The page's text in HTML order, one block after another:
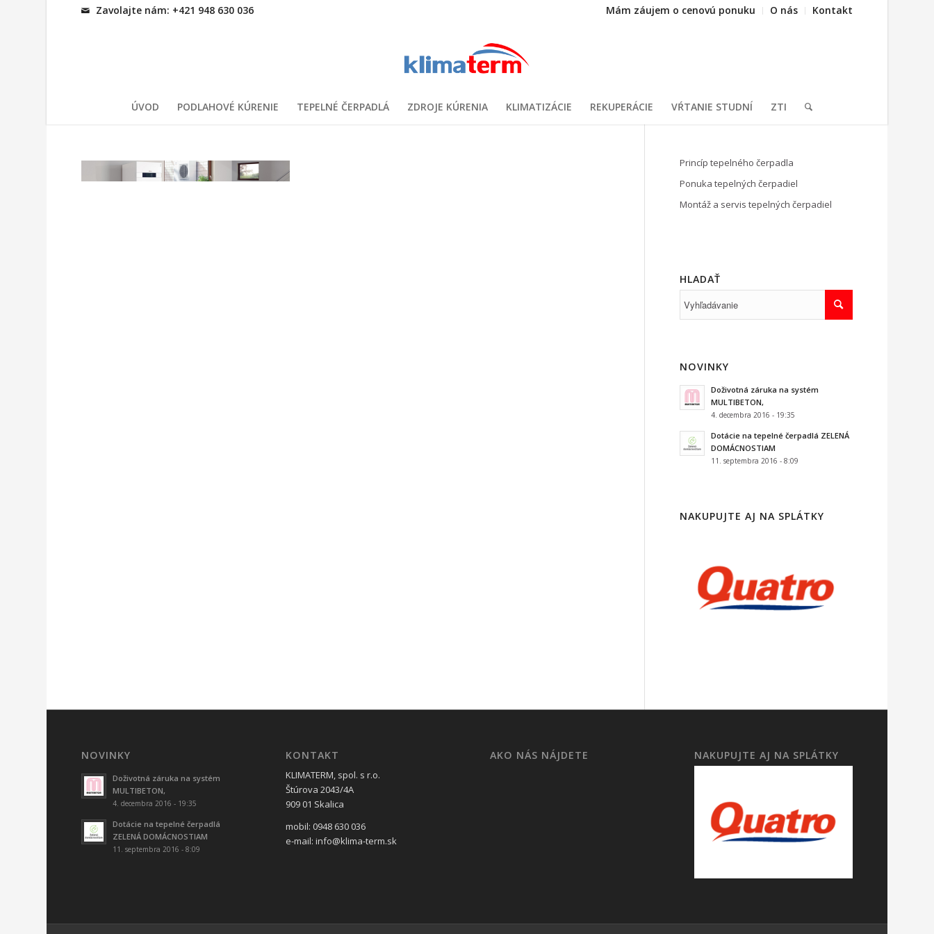
Mám záujem o cenovú ponuku O nás Kontakt
Zavolajte nám: +421 948 630 036
ÚVOD PODLAHOVÉ KÚRENIE TEPELNÉ ČERPADLÁ ZDROJE KÚRENIA KLIMATIZÁCIE REKUPERÁCIE VŔTANIE STUDNÍ ZTI
Princíp tepelného čerpadla
Ponuka tepelných čerpadiel
Montáž a servis tepelných čerpadiel
HLADAŤ
NOVINKY
Doživotná záruka na systém
MULTIBETON,
4. decembra 2016 - 19:35
Dotácie na tepelné čerpadlá ZELENÁ
DOMÁCNOSTIAM
11. septembra 2016 - 8:09
NAKUPUJTE AJ NA SPLÁTKY
NOVINKY
Doživotná záruka na systém
MULTIBETON,
4. decembra 2016 - 19:35
Dotácie na tepelné čerpadlá
ZELENÁ DOMÁCNOSTIAM
11. septembra 2016 - 8:09
KONTAKT
KLIMATERM, spol. s r.o.
Štúrova 2043/4A
909 01 Skalica
mobil: 0948 630 036
e-mail: info@klima-term.sk
AKO NÁS NÁJDETE NAKUPUJTE AJ NA SPLÁTKY